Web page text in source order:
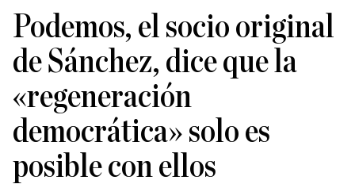
Podemos, el socio original
de Sánchez, dice que la
«regeneración
democrática» solo es
posible con ellos